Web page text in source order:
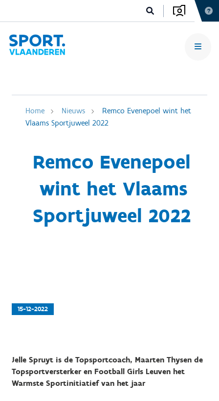
Home Nieuws
Remco Evenepoel wint het
Vlaams Sportjuweel 2022
Remco Evenepoel
wint het Vlaams
Sportjuweel 2022
15-12-2022
Jelle Spruyt is de Topsportcoach, Maarten Thysen de
Topsportversterker en Football Girls Leuven het
Warmste Sportinitiatief van het jaar